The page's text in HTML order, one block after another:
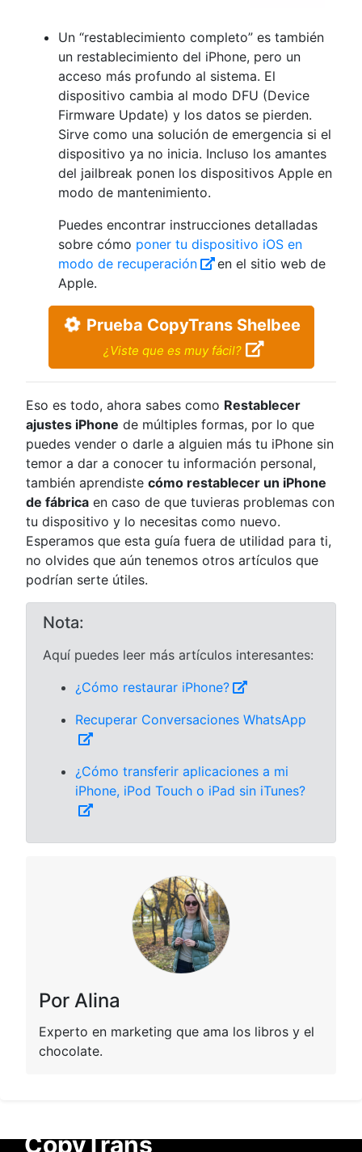
Un “restablecimiento completo” es también
un restablecimiento del iPhone, pero un
acceso más profundo al sistema. El
dispositivo cambia al modo DFU (Device
Firmware Update) y los datos se pierden.
Sirve como una solución de emergencia si el
dispositivo ya no inicia. Incluso los amantes
del jailbreak ponen los dispositivos Apple en
modo de mantenimiento.
Puedes encontrar instrucciones detalladas
sobre cómo poner tu dispositivo iOS en
modo de recuperación
en el sitio web de
Apple.
Prueba CopyTrans Shelbee
¿Viste que es muy fácil?
Eso es todo, ahora sabes como Restablecer
ajustes iPhone de múltiples formas, por lo que
puedes vender o darle a alguien más tu iPhone sin
temor a dar a conocer tu información personal,
también aprendiste cómo restablecer un iPhone
de fábrica en caso de que tuvieras problemas con
tu dispositivo y lo necesitas como nuevo.
Esperamos que esta guía fuera de utilidad para ti,
no olvides que aún tenemos otros artículos que
podrían serte útiles.
Nota:
Aquí puedes leer más artículos interesantes:
¿Cómo restaurar iPhone?
Recuperar Conversaciones WhatsApp
¿Cómo transferir aplicaciones a mi
iPhone, iPod Touch o iPad sin iTunes?
Por Alina
Experto en marketing que ama los libros y el
chocolate.
CopyTrans